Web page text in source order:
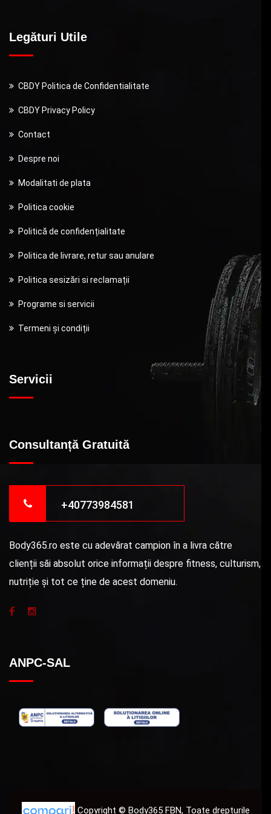
Legături Utile
CBDY Politica de Confidentialitate
CBDY Privacy Policy
Contact
Despre noi
Modalitati de plata
Politica cookie
Politică de confidențialitate
Politica de livrare, retur sau anulare
Politica sesizări si reclamații
Programe si servicii
Termeni și condiții
Servicii
Consultanță Gratuită
+40773984581
Body365.ro este cu adevărat campion în a livra către
clienții săi absolut orice informații despre fitness, culturism,
nutriție și tot ce ține de acest domeniu.
ANPC-SAL
Copyright © Body365 FBN, Toate drepturile